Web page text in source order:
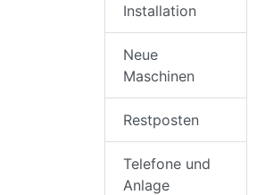
Installation
Neue
Maschinen
Restposten
Telefone und
Anlage